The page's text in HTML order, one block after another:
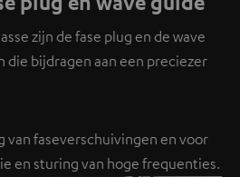
zijn de fase plug en de wave
die bijdragen aan een preciezer
van faseverschuivingen en voor
en sturing van hoge frequenties.